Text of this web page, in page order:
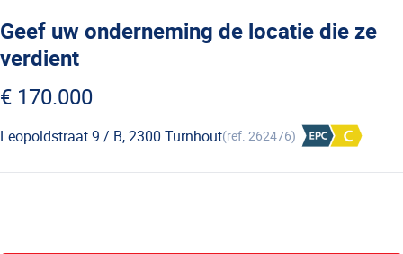
Geef uw onderneming de locatie die ze
verdient
€ 170.000
Leopoldstraat 9 / B, 2300 Turnhout(ref. 262476)